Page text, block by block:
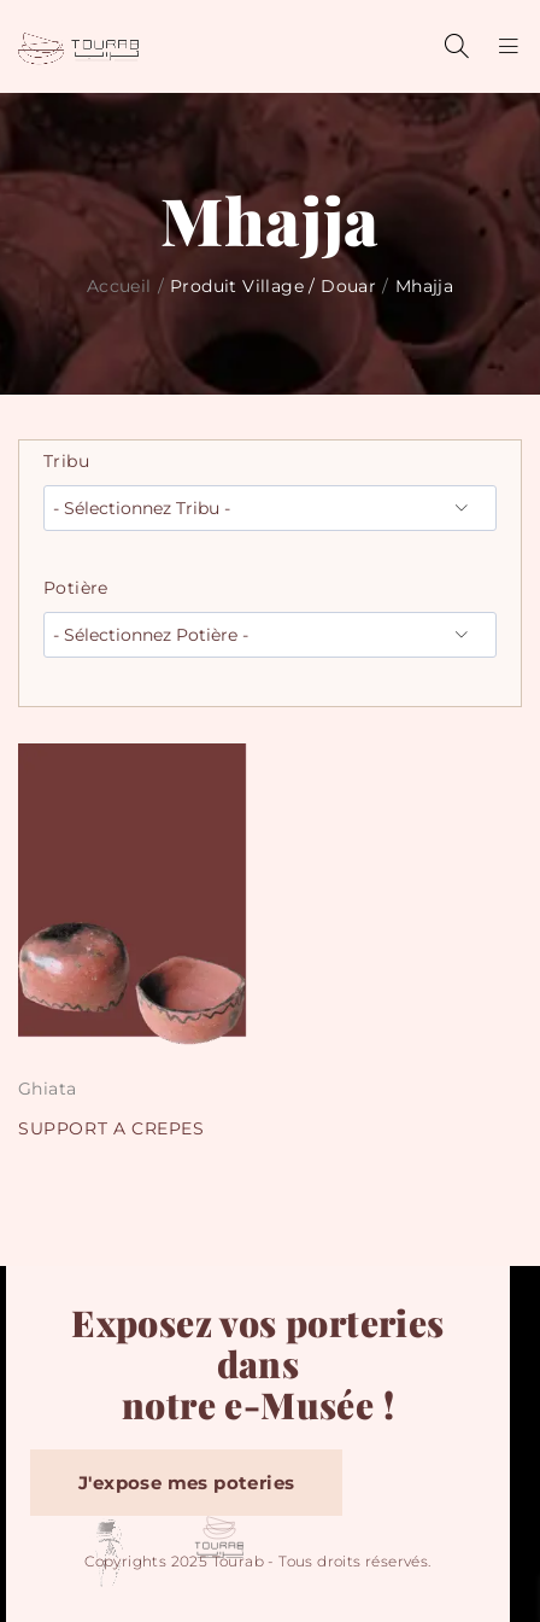
Mhajja
Accueil / Produit Village / Douar / Mhajja
Tribu
Potière
Ghiata
SUPPORT A CREPES
Exposez vos porteries
dans
notre e-Musée !
J'expose mes poteries
Copyrights 2025 Tourab - Tous droits réservés.